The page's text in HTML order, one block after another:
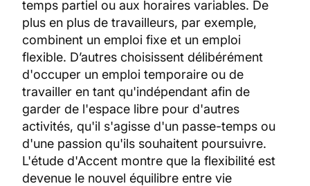
temps partiel ou aux horaires variables. De
plus en plus de travailleurs, par exemple,
combinent un emploi fixe et un emploi
flexible. D’autres choisissent délibérément
d'occuper un emploi temporaire ou de
travailler en tant qu'indépendant afin de
garder de l'espace libre pour d'autres
activités, qu'il s'agisse d'un passe-temps ou
d'une passion qu'ils souhaitent poursuivre.
L'étude d'Accent montre que la flexibilité est
devenue le nouvel équilibre entre vie